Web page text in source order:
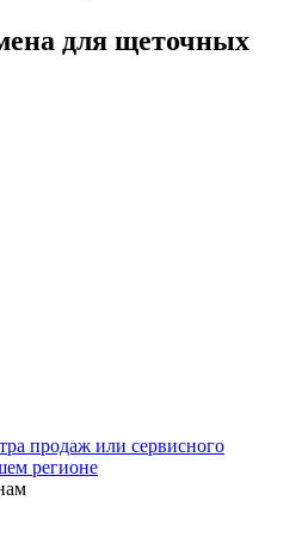
для щеточных
продаж или сервисного
регионе